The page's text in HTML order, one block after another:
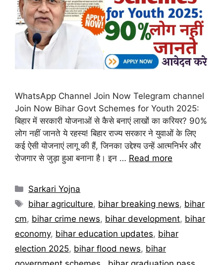
WhatsApp Channel Join Now Telegram channel
Join Now Bihar Govt Schemes for Youth 2025:
बिहार में सरकारी योजनाओं से कैसे बनाएं लाखों का करियर? 90%
लोग नहीं जानते ये रहस्य! बिहार राज्य सरकार ने युवाओं के लिए
कई ऐसी योजनाएं लागू की हैं, जिनका उद्देश्य उन्हें आत्मनिर्भर और
रोजगार से जुड़ा हुआ बनाना है। इन … Read more
Categories
Sarkari Yojna
Tags
bihar agriculture, bihar breaking news, bihar
cm, bihar crime news, bihar development, bihar
economy, bihar education updates, bihar
election 2025, bihar flood news, bihar